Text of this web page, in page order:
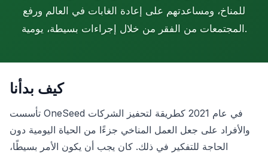
للمناخ، ومساعدتهم على إعادة الغابات في العالم ورفع
المجتمعات من الفقر من خلال إجراءات بسيطة، يومية.
كيف بدأنا
تأسست OneSeed في عام 2021 كطريقة لتحفيز الشركات
والأفراد على جعل العمل المناخي جزءًا من الحياة اليومية دون
الحاجة للتفكير في ذلك. كان يجب أن يكون الأمر بسيطًا،